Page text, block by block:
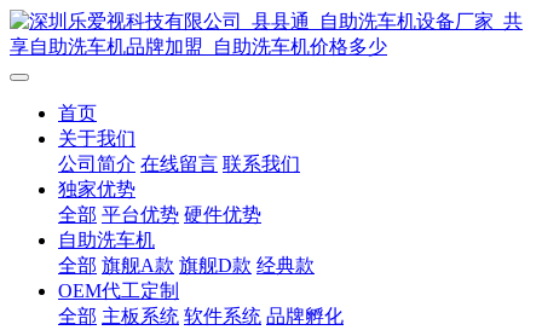
首页
关于我们
公司简介 在线留言 联系我们
独家优势
全部 平台优势 硬件优势
自助洗车机
全部 旗舰A款 旗舰D款 经典款
OEM代工定制
全部 主板系统 软件系统 品牌孵化